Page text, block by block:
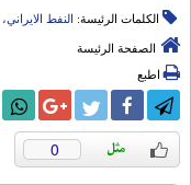
الكلمات الرئيسة: النفط
الصفحة الرئيسة
اطبع
0